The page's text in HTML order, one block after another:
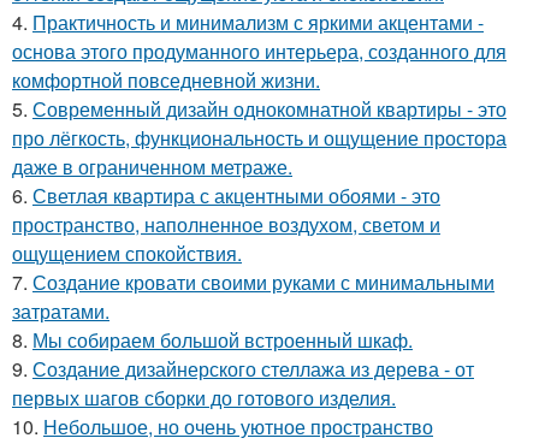
4. Практичность и минимализм с яркими акцентами -
основа этого продуманного интерьера, созданного для
комфортной повседневной жизни.
5. Современный дизайн однокомнатной квартиры - это
про лёгкость, функциональность и ощущение простора
даже в ограниченном метраже.
6. Светлая квартира с акцентными обоями - это
пространство, наполненное воздухом, светом и
ощущением спокойствия.
7. Создание кровати своими руками с минимальными
затратами.
8. Мы собираем большой встроенный шкаф.
9. Создание дизайнерского стеллажа из дерева - от
первых шагов сборки до готового изделия.
10. Небольшое, но очень уютное пространство